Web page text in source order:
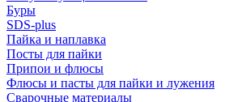
Буры
SDS-plus
Пайка и наплавка
Посты для пайки
Припои и флюсы
Флюсы и пасты для пайки и лужения
Сварочные материалы